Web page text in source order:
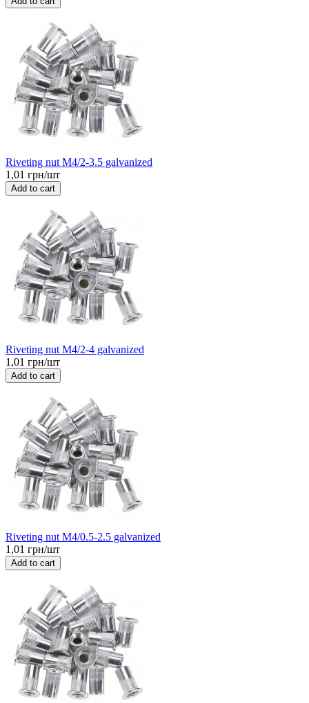
Riveting nut M4/2-3.5 galvanized
1,01 грн/шт
Add to cart
Riveting nut M4/2-4 galvanized
1,01 грн/шт
Add to cart
Riveting nut M4/0.5-2.5 galvanized
1,01 грн/шт
Add to cart